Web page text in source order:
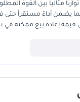
مثالياً بين القوة
مما يضمن أداءً مستقراً
قيمة إعادة بيع ممكنة